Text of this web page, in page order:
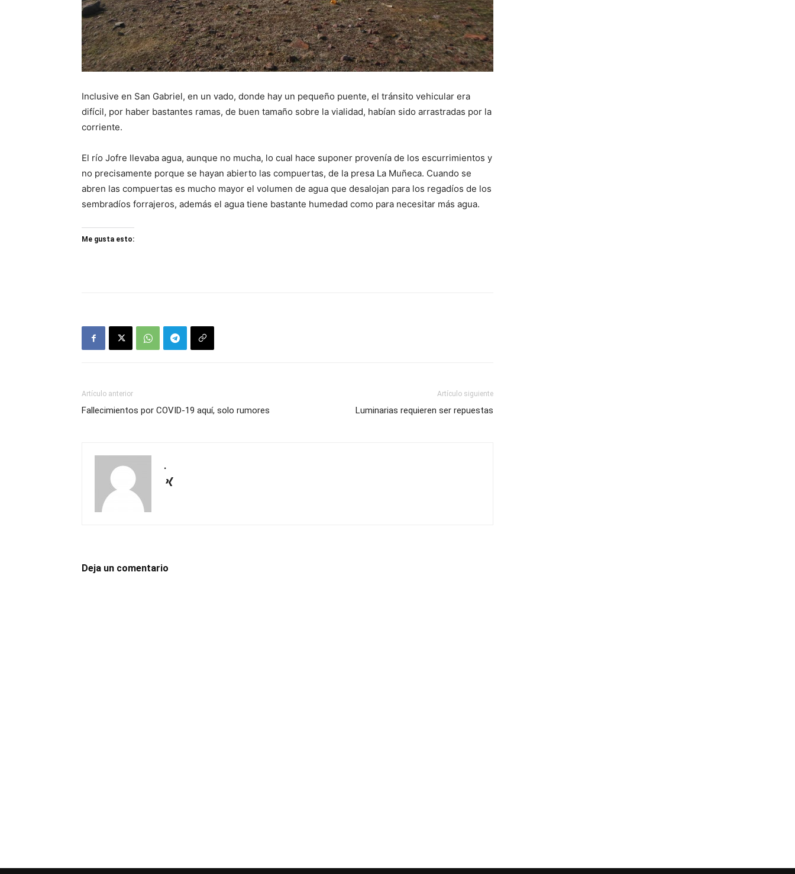
Inclusive en San Gabriel, en un vado, donde hay un pequeño puente, el tránsito vehicular era
difícil, por haber bastantes ramas, de buen tamaño sobre la vialidad, habían sido arrastradas por la
corriente.
El río Jofre llevaba agua, aunque no mucha, lo cual hace suponer provenía de los escurrimientos y
no precisamente porque se hayan abierto las compuertas, de la presa La Muñeca. Cuando se
abren las compuertas es mucho mayor el volumen de agua que desalojan para los regadíos de los
sembradíos forrajeros, además el agua tiene bastante humedad como para necesitar más agua.
Me gusta esto:
Artículo anterior
Fallecimientos por COVID-19 aquí, solo rumores
Artículo siguiente
Luminarias requieren ser repuestas
.
Deja un comentario